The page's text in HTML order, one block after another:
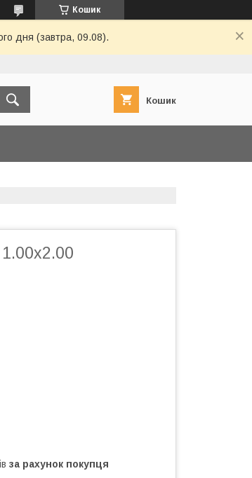
Кошик
дня (завтра, 09.08).
Кошик
за рахунок покупця